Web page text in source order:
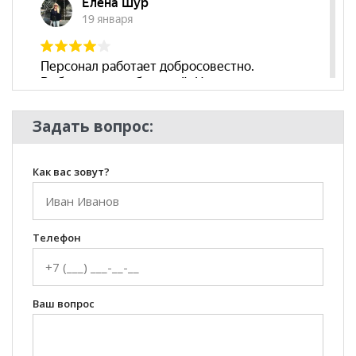
Задать вопрос:
Как вас зовут?
Телефон
Ваш вопрос